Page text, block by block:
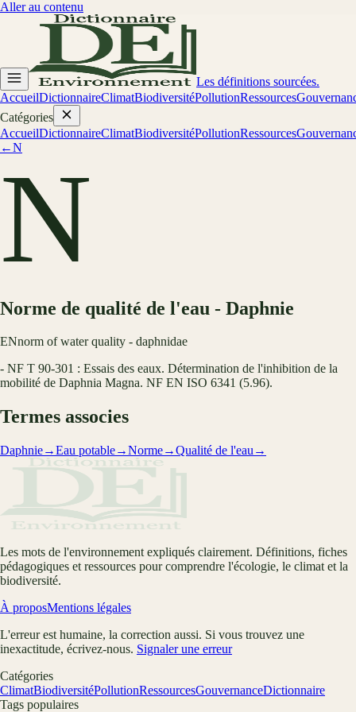
Aller au contenu
Les définitions sourcées.
AccueilDictionnaireClimatBiodiversitéPollutionRessources
Catégories
AccueilDictionnaireClimatBiodiversitéPollutionRessources
←N
N
Norme de qualité de l'eau - Daphnie
ENnorm of water quality - daphnidae
- NF T 90-301 : Essais des eaux. Détermination de l'inhibition de la
mobilité de Daphnia Magna. NF EN ISO 6341 (5.96).
Termes associes
Daphnie→Eau potable→Norme→Qualité de l'eau →
Les mots de l'environnement expliqués clairement. Définitions, fiches
pédagogiques et ressources pour comprendre l'écologie, le climat et la
biodiversité.
À proposMentions légales
L'erreur est humaine, la correction aussi. Si vous trouvez une
inexactitude, écrivez-nous. Signaler une erreur
Catégories
ClimatBiodiversitéPollutionRessourcesGouvernanceDictionnaire
Tags populaires